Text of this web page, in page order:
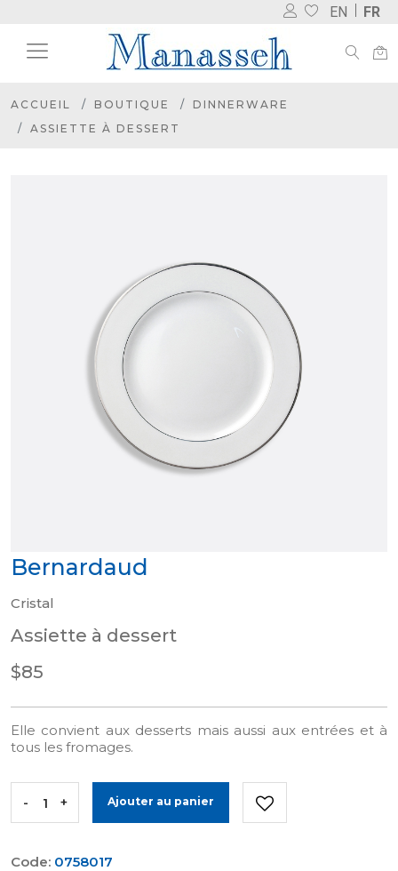
EN FR
ACCUEIL BOUTIQUE
DINNERWARE
ASSIETTE À DESSERT
Bernardaud
Cristal
Assiette à dessert
$85
Elle convient aux desserts mais aussi aux entrées et à
tous les fromages.
- + Ajouter au panier
Code: 0758017